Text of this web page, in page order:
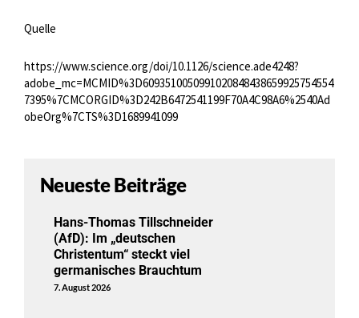
Quelle
https://www.science.org/doi/10.1126/science.ade4248?
adobe_mc=MCMID%3D6093510050991020848438659925754554
7395%7CMCORGID%3D242B6472541199F70A4C98A6%2540Ad
obeOrg%7CTS%3D1689941099
Neueste Beiträge
Hans-Thomas Tillschneider
(AfD): Im „deutschen
Christentum“ steckt viel
germanisches Brauchtum
7. August 2026